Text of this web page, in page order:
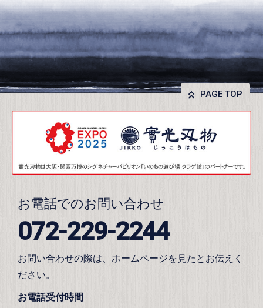
PAGE TOP
お電話でのお問い合わせ
072-229-2244
お問い合わせの際は、ホームページを見たとお伝えく
ださい。
お電話受付時間